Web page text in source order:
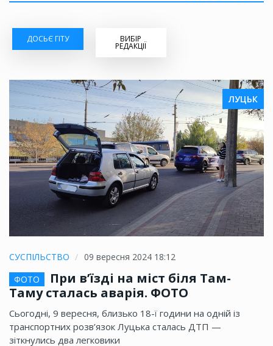
ДОСЬЄ ГІТУ ВИБІР
РЕДАКЦІЇ
ЛУЦЬК
СУСПІЛЬСТВО
09 вересня 2024 18:12
ФОТО
При в’їзді на міст біля Там-
Таму сталась аварія. ФОТО
Сьогодні, 9 вересня, близько 18-ї години на одній із
транспортних розв’язок Луцька сталась ДТП —
зіткнулись два легковики